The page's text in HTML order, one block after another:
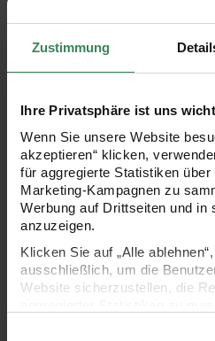
Zustimmung
Ihre Privatsphäre ist uns
Wenn Sie unsere Website
akzeptieren“ klicken,
für aggregierte Statistiken
Marketing-Kampagnen zu
Werbung auf Drittseiten und in
anzuzeigen.
Klicken Sie auf „Alle
ausschließlich, um die
Website sicherzustellen, die
der Kollektion „Eye Candy“
unterschiedlichen Proportionen
passende Größe für prachtvolle
Arrangements. Die Vasen
Ihre glasierte Oberfläche
und macht sie widerstandsfähig
hochwertige Vase im